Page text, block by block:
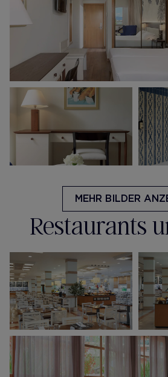
MEHR BILDER
Restaurants